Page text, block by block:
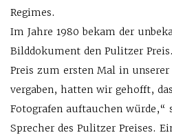
Regimes.
Im Jahre 1980 bekam der
Bilddokument den Pulitzer
Preis zum ersten Mal in
vergaben, hatten wir gehofft,
Fotografen auftauchen würde,“
Sprecher des Pulitzer Preises.